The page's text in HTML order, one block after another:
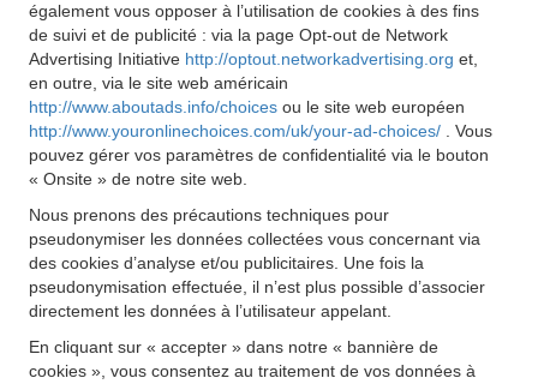
également vous opposer à l’utilisation de cookies à des fins
de suivi et de publicité : via la page Opt-out de Network
Advertising Initiative http://optout.networkadvertising.org et,
en outre, via le site web américain
http://www.aboutads.info/choices ou le site web européen
http://www.youronlinechoices.com/uk/your-ad-choices/
. Vous
pouvez gérer vos paramètres de confidentialité via le bouton
« Onsite » de notre site web.
Nous prenons des précautions techniques pour
pseudonymiser les données collectées vous concernant via
des cookies d’analyse et/ou publicitaires. Une fois la
pseudonymisation effectuée, il n’est plus possible d’associer
directement les données à l’utilisateur appelant.
En cliquant sur « accepter » dans notre « bannière de
cookies », vous consentez au traitement de vos données à